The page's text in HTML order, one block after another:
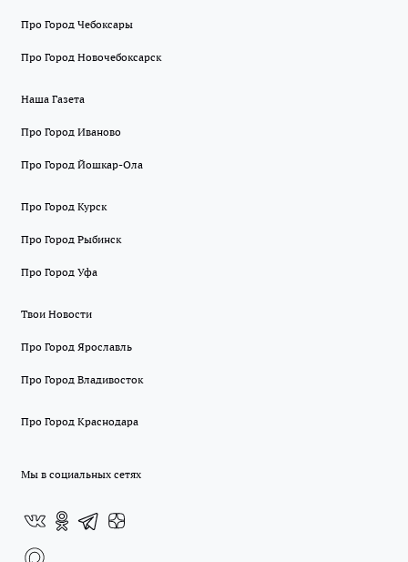
Про Город Чебоксары
Про Город Новочебоксарск
Наша Газета
Про Город Иваново
Про Город Йошкар-Ола
Про Город Курск
Про Город Рыбинск
Про Город Уфа
Твои Новости
Про Город Ярославль
Про Город Владивосток
Про Город Краснодара
Мы в социальных сетях